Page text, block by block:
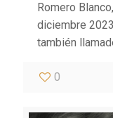
Romero
diciembre
también
0